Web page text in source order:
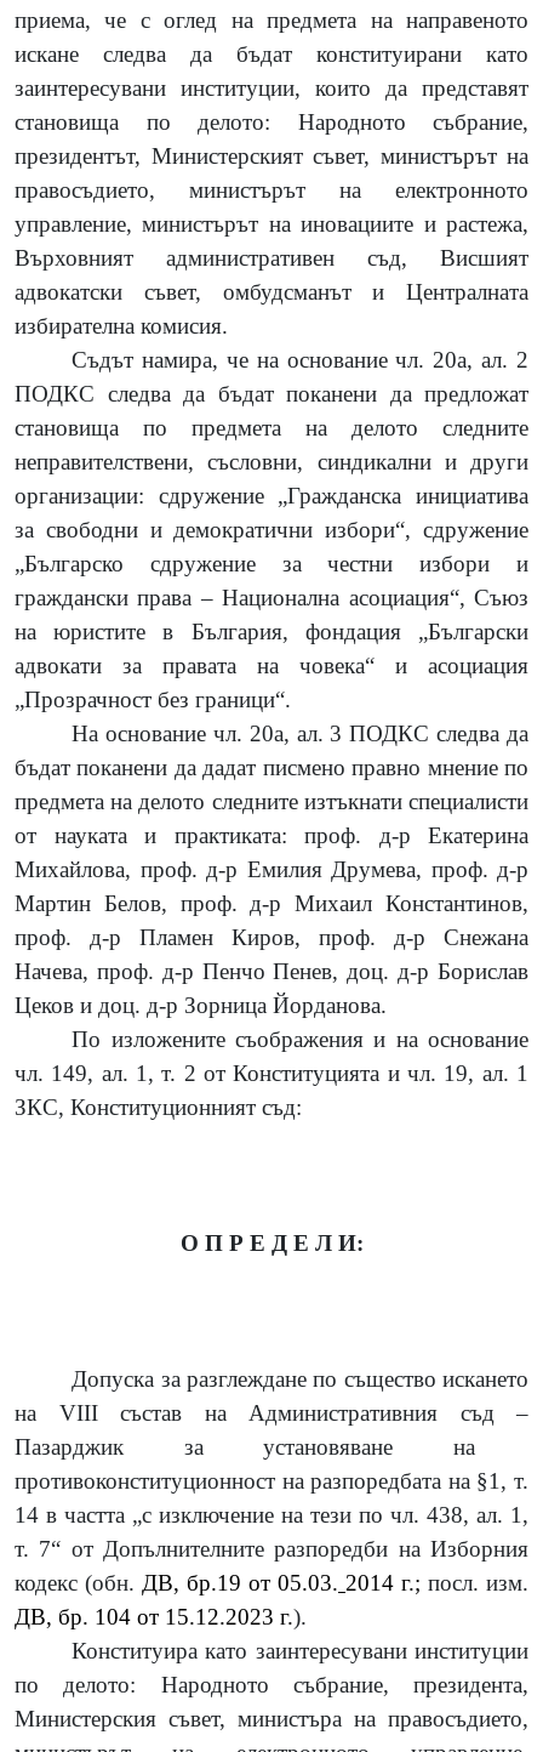
приема, че с оглед на предмета на направеното
искане следва да бъдат конституирани като
заинтересувани институции, които да представят
становища по делото: Народното събрание,
президентът, Министерският съвет, министърът на
правосъдието, министърът на електронното
управление, министърът на иновациите и растежа,
Върховният административен съд, Висшият
адвокатски съвет, омбудсманът и Централната
избирателна комисия.
Съдът намира, че на основание чл. 20а, ал. 2
ПОДКС следва да бъдат поканени да предложат
становища по предмета на делото следните
неправителствени, съсловни, синдикални и други
организации: сдружение „Гражданска инициатива
за свободни и демократични избори“, сдружение
„Българско сдружение за честни избори и
граждански права – Национална асоциация“, Съюз
на юристите в България, фондация „Български
адвокати за правата на човека“ и асоциация
„Прозрачност без граници“.
На основание чл. 20а, ал. 3 ПОДКС следва да
бъдат поканени да дадат писмено правно мнение по
предмета на делото следните изтъкнати специалисти
от науката и практиката: проф. д-р Екатерина
Михайлова, проф. д-р Емилия Друмева, проф. д-р
Мартин Белов, проф. д-р Михаил Константинов,
проф. д-р Пламен Киров, проф. д-р Снежана
Начева, проф. д-р Пенчо Пенев, доц. д-р Борислав
Цеков и доц. д-р Зорница Йорданова.
По изложените съображения и на основание
чл. 149, ал. 1, т. 2 от Конституцията и чл. 19, ал. 1
ЗКС, Конституционният съд:
О П Р Е Д Е Л И:
Допуска за разглеждане по същество искането
на VIIIсъстав на Административния съд–
Пазарджик за установяване на
противоконституционност на разпоредбата на §1, т.
14 в частта „с изключение на тези по чл. 438, ал. 1,
т. 7“ от Допълнителните разпоредби на Изборния
кодекс (обн. ДВ, бр.19 от 05.03. 2014 г.; посл. изм.
ДВ, бр. 104 от 15.12.2023 г.).
Конституира като заинтересувани институции
по делото: Народното събрание, президента,
Министерския съвет, министъра на правосъдието,